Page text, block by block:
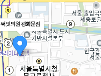
써밋의원 광화문점